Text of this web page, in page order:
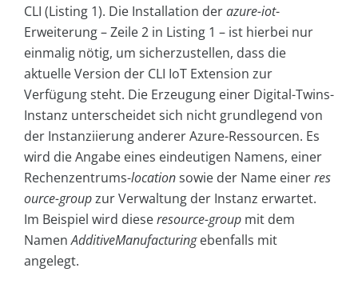
CLI (Listing 1). Die Installation derazure-iot-
Erweiterung – Zeile 2 in Listing 1 – ist hierbei nur
einmalig nötig, um sicherzustellen, dass die
aktuelle Version der CLI IoT Extension zur
Verfügung steht. Die Erzeugung einer Digital-Twins-
Instanz unterscheidet sich nicht grundlegend von
der Instanziierung anderer Azure-Ressourcen. Es
wird die Angabe eines eindeutigen Namens, einer
Rechenzentrums-locationsowie der Name einerres
ource-groupzur Verwaltung der Instanz erwartet.
Im Beispiel wird dieseresource-group mit dem
NamenAdditiveManufacturingebenfalls mit
angelegt.